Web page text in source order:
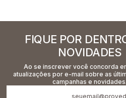
FIQUE POR
NOVIDADES
Ao se inscrever você concorda
atualizações por e-mail sobre as
campanhas e novidades.